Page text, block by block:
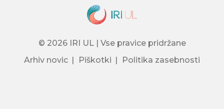
© 2026 IRI UL | Vse pravice pridržane
Arhiv novic
Piškotki Politika zasebnosti